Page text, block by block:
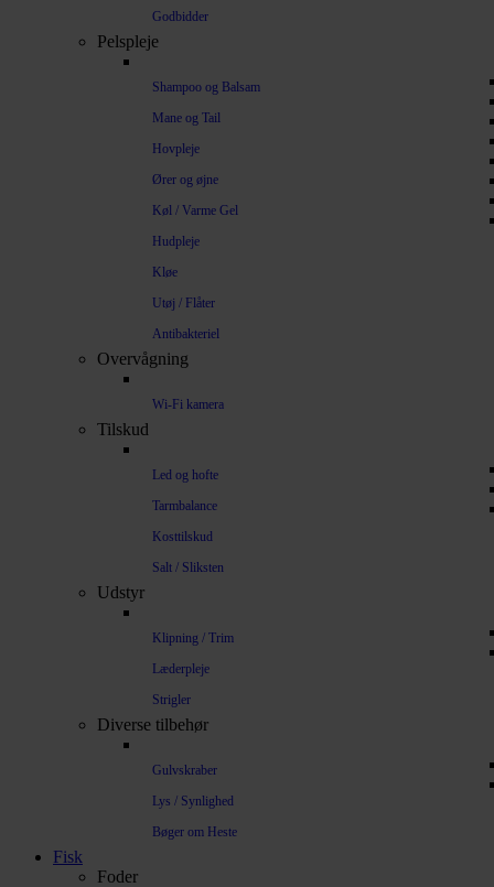
Godbidder
Pelspleje
Shampoo og Balsam
Mane og Tail
Hovpleje
Ører og øjne
Køl / Varme Gel
Hudpleje
Kløe
Utøj / Flåter
Antibakteriel
Overvågning
Wi-Fi kamera
Tilskud
Led og hofte
Tarmbalance
Kosttilskud
Salt / Sliksten
Udstyr
Klipning / Trim
Læderpleje
Strigler
Diverse tilbehør
Gulvskraber
Lys / Synlighed
Bøger om Heste
Fisk
Foder